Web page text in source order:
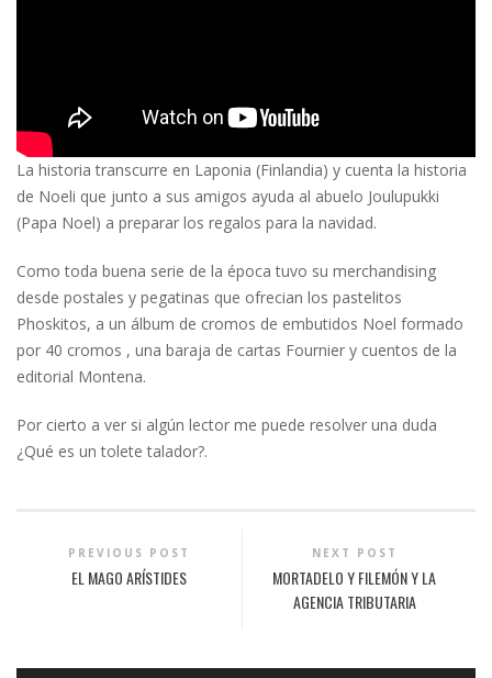
La historia transcurre en Laponia (Finlandia) y cuenta la historia
de Noeli que junto a sus amigos ayuda al abuelo Joulupukki
(Papa Noel) a preparar los regalos para la navidad.
Como toda buena serie de la época tuvo su merchandising
desde postales y pegatinas que ofrecian los pastelitos
Phoskitos, a un álbum de cromos de embutidos Noel formado
por 40 cromos , una baraja de cartas Fournier y cuentos de la
editorial Montena.
Por cierto a ver si algún lector me puede resolver una duda
¿Qué es un tolete talador?.
PREVIOUS POST
EL MAGO ARÍSTIDES
NEXT POST
MORTADELO Y FILEMÓN Y LA
AGENCIA TRIBUTARIA